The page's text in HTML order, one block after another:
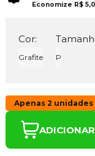
Economize R$
Cor:
Grafite P
Apenas 2